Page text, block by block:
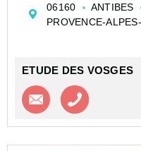
-=*Type :*=-
-=*Durée de location
06160 ANTIBES
PROVENCE-
ETUDE DES VOSGES
Contacter l'agence